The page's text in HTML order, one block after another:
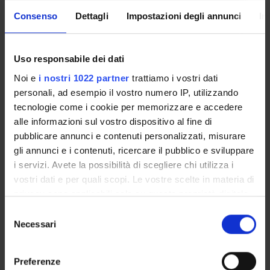
Consenso Dettagli Impostazioni degli annunci
Uso responsabile dei dati
Noi e i nostri 1022 partner trattiamo i vostri dati
personali, ad esempio il vostro numero IP, utilizzando
tecnologie come i cookie per memorizzare e accedere
alle informazioni sul vostro dispositivo al fine di
pubblicare annunci e contenuti personalizzati, misurare
gli annunci e i contenuti, ricercare il pubblico e sviluppare
i servizi. Avete la possibilità di scegliere chi utilizza i
vostri dati e per quali scopi. Le vostre scelte in materia di
privacy sono applicabili solo su questa proprietà digitale
modificare o revocare il proprio consenso in qualsiasi
momento dalla Dichiarazione sui cookie o facendo clic
Necessari
Preferenze
resistance. relationship between insects and other organisms:
viruses and phytoplasmas transmission. Insect: Classification,
moths, phylloxera, leafhoppers, scales and thrips). Grape’s
minor pests.
------------------------
MM: PATOLOGIA
------------------------
PARTE GENERALE Introduzione alla patologia vegetale
Evoluzione delle conoscenze in patologia vegetale, interesse
scientifico e importanza economica delle malattie.
Terminologia fitopatologica: concetto di malattia, ospite e
patogeno, infezione. Sintomi e segni, locali e sistemici.
saprofiti, parassiti, (obbligati e facoltativi) simbionti.
Classificazione delle malattie Criterio eziologico:
di epidemiologia (triangolo della malattia, condizioni